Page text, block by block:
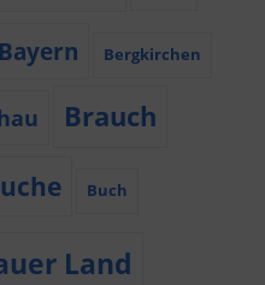
Bayern Bergkirchen
Brauch
Buch
Land